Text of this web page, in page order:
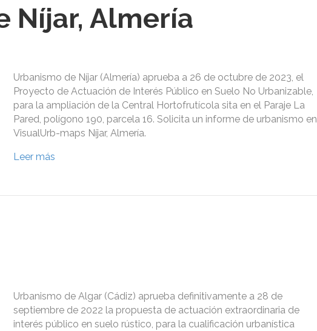
Níjar, Almería
Urbanismo de Níjar (Almería) aprueba a 26 de octubre de 2023, el
Proyecto de Actuación de Interés Público en Suelo No Urbanizable,
para la ampliación de la Central Hortofrutícola sita en el Paraje La
Pared, polígono 190, parcela 16. Solicita un informe de urbanismo en
VisualUrb-maps Níjar, Almería.
Leer más
Urbanismo de Algar (Cádiz) aprueba definitivamente a 28 de
septiembre de 2022 la propuesta de actuación extraordinaria de
interés público en suelo rústico, para la cualificación urbanística